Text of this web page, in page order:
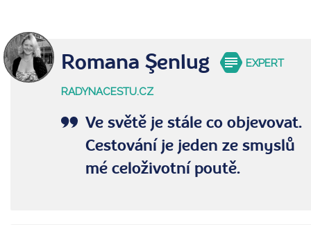
Romana Şenlug EXPERT
RADYNACESTU.CZ
Ve světě je stále co objevovat.
Cestování je jeden ze smyslů
mé celoživotní poutě.